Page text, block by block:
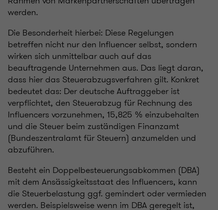
werden.
Die Besonderheit hierbei: Diese Regelungen
betreffen nicht nur den Influencer selbst, sondern
wirken sich unmittelbar auch auf das
beauftragende Unternehmen aus. Das liegt daran,
dass hier das Steuerabzugsverfahren gilt. Konkret
bedeutet das: Der deutsche Auftraggeber ist
verpflichtet, den Steuerabzug für Rechnung des
Influencers vorzunehmen, 15,825 % einzubehalten
und die Steuer beim zuständigen Finanzamt
(Bundeszentralamt für Steuern) anzumelden und
abzuführen.
Besteht ein Doppelbesteuerungsabkommen (DBA)
mit dem Ansässigkeitsstaat des Influencers, kann
die Steuerbelastung ggf. gemindert oder vermieden
werden. Beispielsweise wenn im DBA geregelt ist,